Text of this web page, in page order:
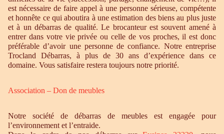
est nécessaire de faire appel à une personne sérieuse, compétente
et honnête ce qui aboutira à une estimation des biens au plus juste
et à un débarras de qualité. Le brocanteur est souvent amené à
entrer dans votre vie privée ou celle de vos proches, il est donc
préférable d’avoir une personne de confiance. Notre entreprise
Trocland Débarras, à plus de 30 ans d’expérience dans ce
domaine. Vous satisfaire restera toujours notre priorité.
Association – Don de meubles
Notre société de débarras de meubles est engagée pour
l’environnement et l’entraide.